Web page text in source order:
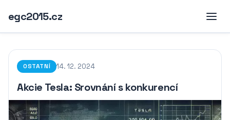
egc2015.cz
OSTATNÍ 14. 12. 2024
Akcie Tesla: Srovnání s konkurencí